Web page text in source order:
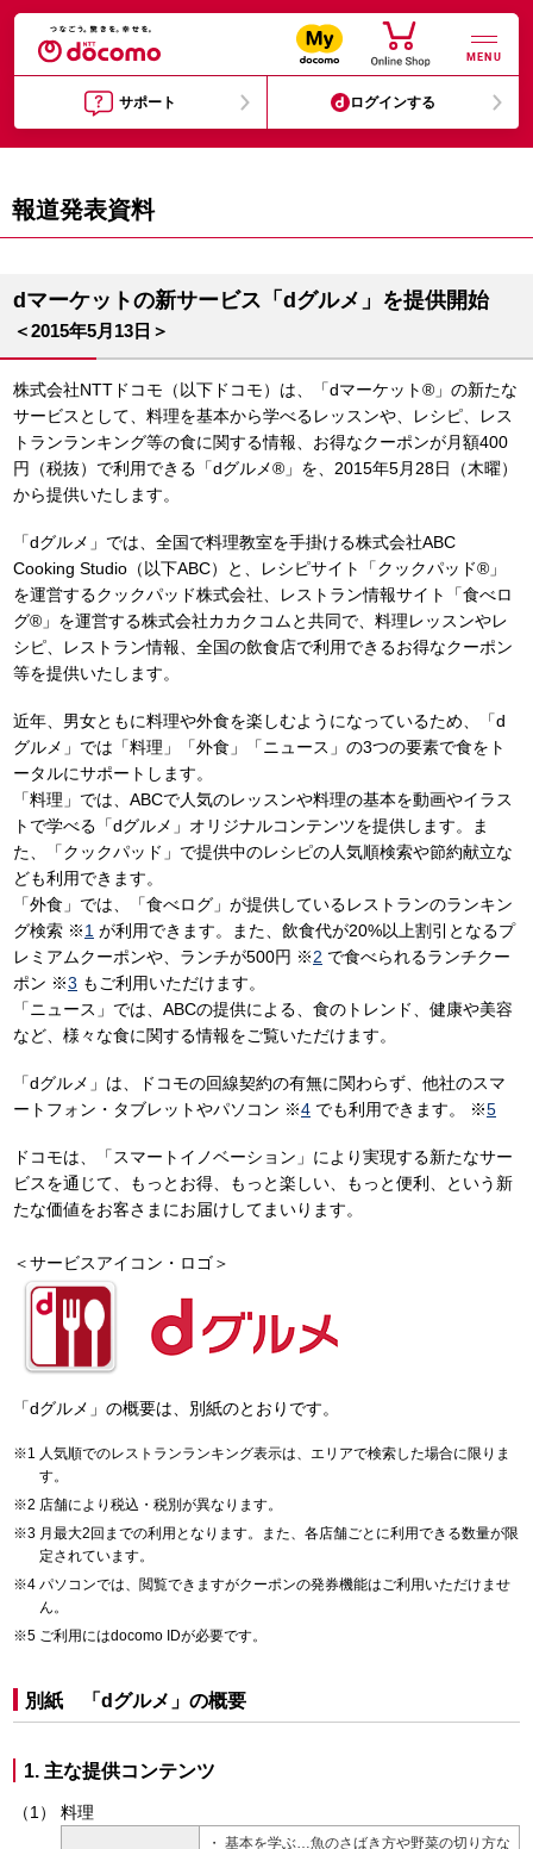
MENU
サポート ログインする
報道発表資料
dマーケットの新サービス「dグルメ」を提供開始
＜2015年5月13日＞
株式会社NTTドコモ（以下ドコモ）は、「dマーケット®」の新たな
サービスとして、料理を基本から学べるレッスンや、レシピ、レス
トランランキング等の食に関する情報、お得なクーポンが月額400
円（税抜）で利用できる「dグルメ®」を、2015年5月28日（木曜）
から提供いたします。
「dグルメ」では、全国で料理教室を手掛ける株式会社ABC
Cooking Studio（以下ABC）と、レシピサイト「クックパッド®」
を運営するクックパッド株式会社、レストラン情報サイト「食べロ
グ®」を運営する株式会社カカクコムと共同で、料理レッスンやレ
シピ、レストラン情報、全国の飲食店で利用できるお得なクーポン
等を提供いたします。
近年、男女ともに料理や外食を楽しむようになっているため、「d
グルメ」では「料理」「外食」「ニュース」の3つの要素で食をト
ータルにサポートします。
「料理」では、ABCで人気のレッスンや料理の基本を動画やイラス
トで学べる「dグルメ」オリジナルコンテンツを提供します。ま
た、「クックパッド」で提供中のレシピの人気順検索や節約献立な
ども利用できます。
「外食」では、「食べログ」が提供しているレストランのランキン
グ検索 ※1 が利用できます。また、飲食代が20%以上割引となるプ
レミアムクーポンや、ランチが500円 ※2 で食べられるランチクー
ポン ※3 もご利用いただけます。
「ニュース」では、ABCの提供による、食のトレンド、健康や美容
など、様々な食に関する情報をご覧いただけます。
「dグルメ」は、ドコモの回線契約の有無に関わらず、他社のスマ
ートフォン・タブレットやパソコン ※4 でも利用できます。 ※5
ドコモは、「スマートイノベーション」により実現する新たなサー
ビスを通じて、もっとお得、もっと楽しい、もっと便利、という新
たな価値をお客さまにお届けしてまいります。
＜サービスアイコン・ロゴ＞
「dグルメ」の概要は、別紙のとおりです。
人気順でのレストランランキング表示は、エリアで検索した場合に限りま
す。
店舗により税込・税別が異なります。
月最大2回までの利用となります。また、各店舗ごとに利用できる数量が限
定されています。
パソコンでは、閲覧できますがクーポンの発券機能はご利用いただけませ
ん。
ご利用にはdocomo IDが必要です。
別紙 「dグルメ」の概要
1. 主な提供コンテンツ
料理
基本を学ぶ…魚のさばき方や野菜の切り方な